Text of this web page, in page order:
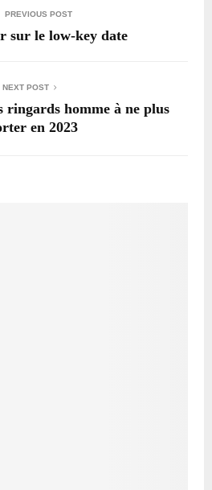
PREVIOUS POST
sur le low-key date
NEXT POST
ringards homme à ne plus
en 2023